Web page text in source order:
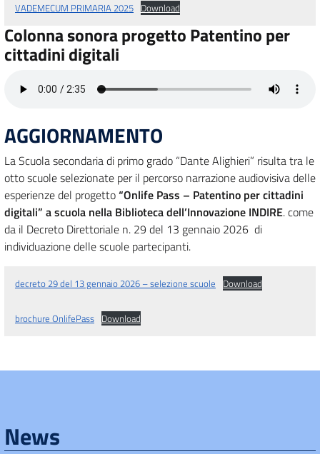
VADEMECUM PRIMARIA 2025 Download
Colonna sonora progetto Patentino per
cittadini digitali
AGGIORNAMENTO
La Scuola secondaria di primo grado “Dante Alighieri” risulta tra le
otto scuole selezionate per il percorso narrazione audiovisiva delle
esperienze del progetto“Onlife Pass – Patentino per cittadini
digitali” a scuola nella Biblioteca dell’Innovazione INDIRE. come
da il Decreto Direttoriale n. 29 del 13 gennaio 2026 di
individuazione delle scuole partecipanti.
decreto 29 del 13 gennaio 2026 – selezione scuole Download
brochure OnlifePass Download
News